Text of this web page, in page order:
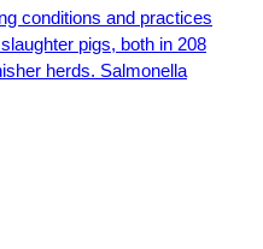
conditions and practices
pigs, both in 208
herds. Salmonella